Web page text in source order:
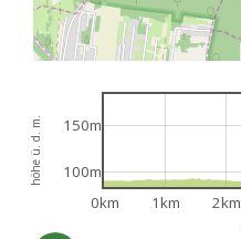
höhe ü. d. m.
0km 1km 2km
100m
150m